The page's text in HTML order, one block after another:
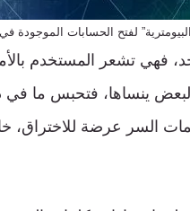
لفتح الحسابات الموجودة
فهي تشعر المستخدم
ينساها، فتحبس ما في
السر عرضة